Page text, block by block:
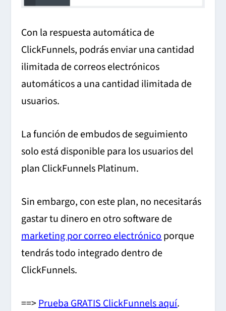
Con la respuesta automática de
ClickFunnels, podrás enviar una cantidad
ilimitada de correos electrónicos
automáticos a una cantidad ilimitada de
usuarios.
La función de embudos de seguimiento
solo está disponible para los usuarios del
plan ClickFunnels Platinum.
Sin embargo, con este plan, no necesitarás
gastar tu dinero en otro software de
marketing por correo electrónico porque
tendrás todo integrado dentro de
ClickFunnels.
==>Prueba GRATIS ClickFunnels aquí.